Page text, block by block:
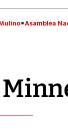
Asamblea